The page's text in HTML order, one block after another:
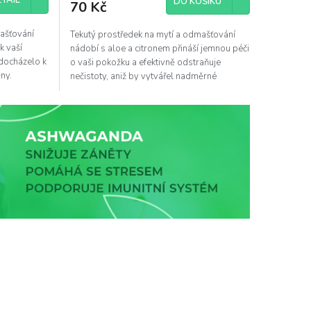
vaší
k
70 Kč
Tekutý prostředek na mytí a odmašťování
nádobí s aloe a citronem přináší jemnou péči
o vaši pokožku a efektivně odstraňuje
nečistoty, aniž by vytvářel nadměrné